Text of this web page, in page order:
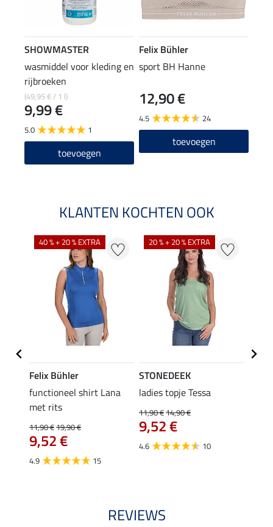
SHOWMASTER
wasmiddel voor kleding en
rijbroeken
(49,95 € / 1 l)
9,99 €
5.0 1
toevoegen
Felix Bühler
sport BH Hanne
12,90 €
4.5 24
toevoegen
KLANTEN KOCHTEN OOK
40 % + 20 % EXTRA
Felix Bühler
functioneel shirt Lana
met rits
11,90 €19,90 €
9,52 €
4.9 15
20 % + 20 % EXTRA
STONEDEEK
ladies topje Tessa
11,90 €14,90 €
9,52 €
4.6 10
REVIEWS